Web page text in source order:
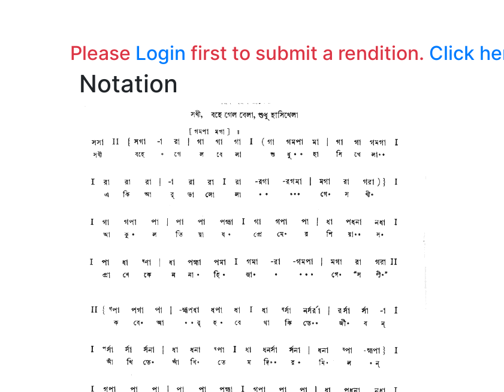
Please Login first to submit a rendition. Click
Notation